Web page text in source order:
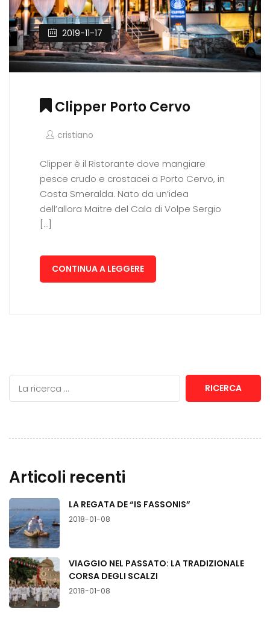
2019-11-17
Clipper Porto Cervo
cristiano
Clipper è il Ristorante dove mangiare
pesce crudo e crostacei a Porto Cervo, in
Costa Smeralda. Nato da un’idea
dell’allora Maitre del Cala di Volpe Sergio
[…]
CONTINUA A LEGGERE
RICERCA
Articoli recenti
LA REGATA DE “IS FASSONIS”
2018-01-08
VIAGGIO NEL PASSATO: LA TRADIZIONALE
CORSA DEGLI SCALZI
2018-01-08